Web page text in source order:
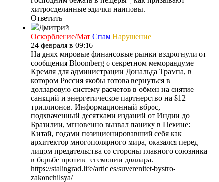
хитросделанные эдички наиповы.
Ответить
Дмитрий
Оскорбление/Мат Спам Нарушение
24 февраля в 09:16
На днях мировые финансовые рынки вздрогнули от
сообщения Bloomberg о секретном меморандуме
Кремля для администрации Дональда Трампа, в
котором Россия якобы готова вернуться в
долларовую систему расчетов в обмен на снятие
санкций и энергетическое партнерство на $12
триллионов. Информационный вброс,
подхваченный десятками изданий от Индии до
Бразилии, мгновенно вызвал панику в Пекине:
Китай, годами позиционировавший себя как
архитектор многополярного мира, оказался перед
лицом предательства со стороны главного союзника
в борьбе против гегемонии доллара.
https://stalingrad.life/articles/suverenitet-bystro-
zakonchilsya/